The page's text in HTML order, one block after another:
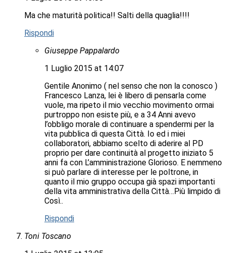
Ma che maturità politica!! Salti della quaglia!!!!
Rispondi
Giuseppe Pappalardo
1 Luglio 2015 at 14:07
Gentile Anonimo ( nel senso che non la conosco )
Francesco Lanza, lei è libero di pensarla come
vuole, ma ripeto il mio vecchio movimento ormai
purtroppo non esiste più, e a 34 Anni avevo
l’obbligo morale di continuare a spendermi per la
vita pubblica di questa Città. Io ed i miei
collaboratori, abbiamo scelto di aderire al PD
proprio per dare continuità al progetto iniziato 5
anni fa con L’amministrazione Glorioso. E nemmeno
si può parlare di interesse per le poltrone, in
quanto il mio gruppo occupa già spazi importanti
della vita amministrativa della Città…Più limpido di
Così..
Rispondi
Toni Toscano